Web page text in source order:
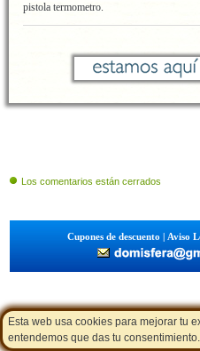
Esta web usa cookies para mejorar tu
entendemos que das tu consentimiento.
pistola termometro.
Los comentarios están cerrados
Cupones de descuento | Aviso